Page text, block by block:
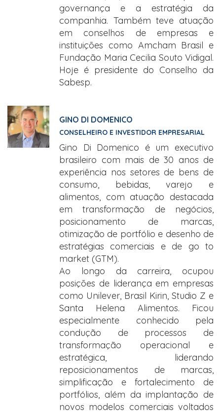
governança e a estratégia da
companhia. Também teve atuação
em conselhos de empresas e
instituições como Amcham Brasil e
Fundação Maria Cecilia Souto Vidigal.
Hoje é presidente do Conselho da
Sabesp.
GINO DI DOMENICO
CONSELHEIRO E INVESTIDOR EMPRESARIAL
Gino Di Domenico é um executivo
brasileiro com mais de 30 anos de
experiência nos setores de bens de
consumo, bebidas, varejo e
alimentos, com atuação destacada
em transformação de negócios,
posicionamento de marcas,
otimização de portfólio e desenho de
estratégias comerciais e de go to
market (GTM).
Ao longo da carreira, ocupou
posições de liderança em empresas
como Unilever, Brasil Kirin, Studio Z e
Santa Helena Alimentos. Ficou
especialmente conhecido pela
condução de processos de
transformação operacional e
estratégica, liderando
reposicionamentos de marcas,
simplificação e fortalecimento de
portfólios, além da implantação de
novos modelos comerciais voltados